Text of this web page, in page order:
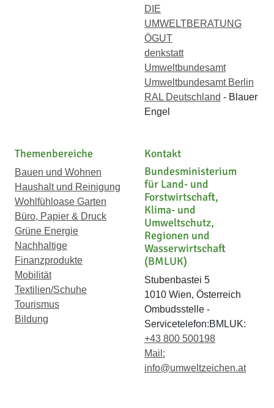
DIE
UMWELTBERATUNG
ÖGUT
denkstatt
Umweltbundesamt
Umweltbundesamt Berlin
RAL Deutschland - Blauer
Engel
Themenbereiche
Bauen und Wohnen
Haushalt und Reinigung
Wohlfühloase Garten
Büro, Papier & Druck
Grüne Energie
Nachhaltige
Finanzprodukte
Mobilität
Textilien/Schuhe
Tourismus
Bildung
Kontakt
Bundesministerium
für Land- und
Forstwirtschaft,
Klima- und
Umweltschutz,
Regionen und
Wasserwirtschaft
(BMLUK)
Stubenbastei 5
1010 Wien, Österreich
Ombudsstelle -
Servicetelefon:BMLUK:
+43 800 500198
Mail:
info@umweltzeichen.at